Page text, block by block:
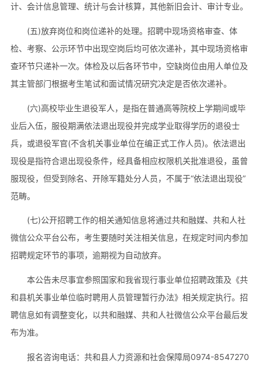
计、会计信息管理、统计与会计核算，其他新旧会计、审计专业。
(五)放弃岗位和岗位递补的处理。招聘中现场资格审查、体
检、考察、公示环节中出现空岗后均可依次递补，其中现场资格审
查环节只递补一次。体检及以后各环节中，空缺岗位由用人单位及
其主管部门根据考生笔试和面试情况研究决定是否依次递补。
(六)高校毕业生退役军人，是指在普通高等院校上学期间或毕
业后入伍，服役期满依法退出现役并完成学业取得学历的退役士
兵，或退役军官(不含机关事业单位在编正式工作人员)。依法退出
现役是指符合退出现役条件，经具备相应权限机关批准退役，虽曾
服现役，但受到除名、开除军籍处分人员，不属于“依法退出现役”
范畴。
(七)公开招聘工作的相关通知信息将通过共和融媒、共和人社
微信公众平台公布，考生要随时关注相关信息，在规定时间内参加
招聘规定环节的事项，逾期视为自动放弃。
本公告未尽事宜参照国家和我省现行事业单位招聘政策及《共
和县机关事业单位临时聘用人员管理暂行办法》相关规定执行。招
聘信息如有调整变化，以共和融媒、共和人社微信公众平台最后发
布为准。
报名咨询电话：共和县人力资源和社会保障局0974-8547270